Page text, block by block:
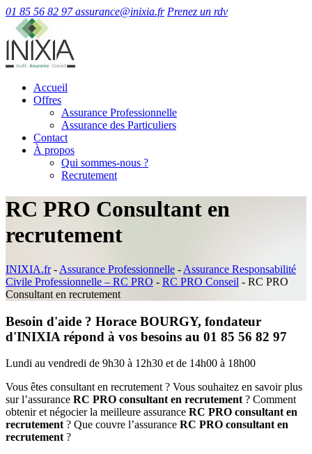
01 85 56 82 97 assurance@inixia.fr Prenez un rdv
Accueil
Offres
Assurance Professionnelle
Assurance des Particuliers
Contact
À propos
Qui sommes-nous ?
Recrutement
RC PRO Consultant en
recrutement
INIXIA.fr- Assurance Professionnelle - Assurance Responsabilité
Civile Professionnelle – RC PRO - RC PRO Conseil - RC PRO
Consultant en recrutement
Besoin d'aide ? Horace BOURGY, fondateur
d'INIXIA répond à vos besoins au 01 85 56 82 97
Lundi au vendredi de 9h30 à 12h30 et de 14h00 à 18h00
Vous êtes consultant en recrutement ? Vous souhaitez en savoir plus
sur l’assurance RC PRO consultant en recrutement ? Comment
obtenir et négocier la meilleure assurance RC PRO consultant en
recrutement ? Que couvre l’assurance RC PRO consultant en
recrutement ?